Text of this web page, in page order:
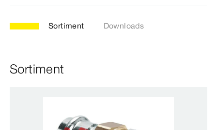
Sortiment Downloads
Sortiment